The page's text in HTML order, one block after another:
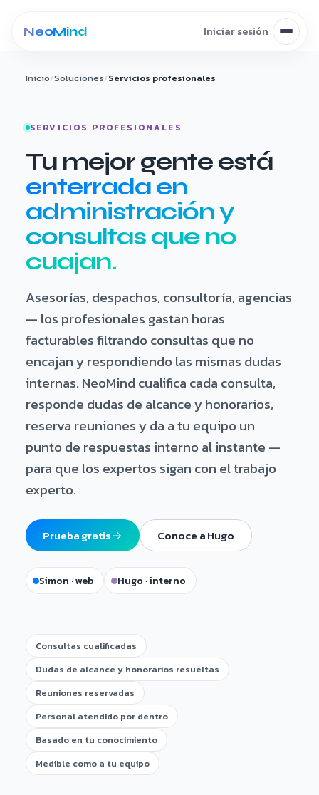
Inicio/Soluciones/Servicios profesionales
SERVICIOS PROFESIONALES
Tu mejor gente está
enterrada en
administración y
consultas que no
cuajan.
Asesorías, despachos, consultoría, agencias
— los profesionales gastan horas
facturables filtrando consultas que no
encajan y respondiendo las mismas dudas
internas. NeoMind cualifica cada consulta,
responde dudas de alcance y honorarios,
reserva reuniones y da a tu equipo un
punto de respuestas interno al instante —
para que los expertos sigan con el trabajo
experto.
Prueba gratis Conoce a Hugo
Simon · web Hugo · interno
Consultas cualificadas
Dudas de alcance y honorarios resueltas
Reuniones reservadas
Personal atendido por dentro
Basado en tu conocimiento
Medible como a tu equipo